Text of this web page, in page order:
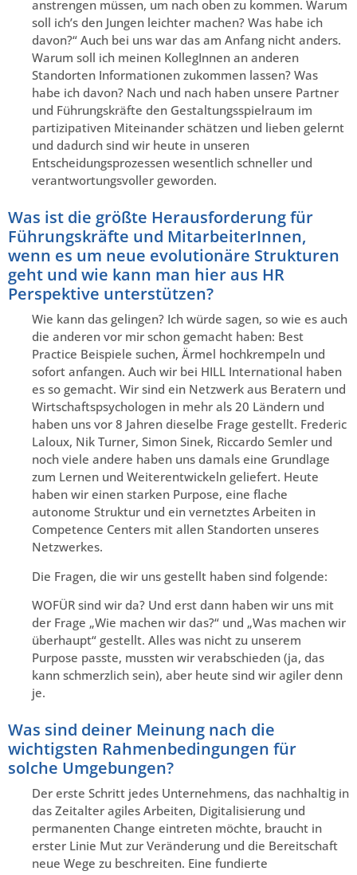
anstrengen müssen, um nach oben zu kommen. Warum
soll ich’s den Jungen leichter machen? Was habe ich
davon?“ Auch bei uns war das am Anfang nicht anders.
Warum soll ich meinen KollegInnen an anderen
Standorten Informationen zukommen lassen? Was
habe ich davon? Nach und nach haben unsere Partner
und Führungskräfte den Gestaltungsspielraum im
partizipativen Miteinander schätzen und lieben gelernt
und dadurch sind wir heute in unseren
Entscheidungsprozessen wesentlich schneller und
verantwortungsvoller geworden.
Was ist die größte Herausforderung für
Führungskräfte und MitarbeiterInnen,
wenn es um neue evolutionäre Strukturen
geht und wie kann man hier aus HR
Perspektive unterstützen?
Wie kann das gelingen? Ich würde sagen, so wie es auch
die anderen vor mir schon gemacht haben: Best
Practice Beispiele suchen, Ärmel hochkrempeln und
sofort anfangen. Auch wir bei HILL International haben
es so gemacht. Wir sind ein Netzwerk aus Beratern und
Wirtschaftspsychologen in mehr als 20 Ländern und
haben uns vor 8 Jahren dieselbe Frage gestellt. Frederic
Laloux, Nik Turner, Simon Sinek, Riccardo Semler und
noch viele andere haben uns damals eine Grundlage
zum Lernen und Weiterentwickeln geliefert. Heute
haben wir einen starken Purpose, eine flache
autonome Struktur und ein vernetztes Arbeiten in
Competence Centers mit allen Standorten unseres
Netzwerkes.
Die Fragen, die wir uns gestellt haben sind folgende:
WOFÜR sind wir da? Und erst dann haben wir uns mit
der Frage „Wie machen wir das?“ und „Was machen wir
überhaupt“ gestellt. Alles was nicht zu unserem
Purpose passte, mussten wir verabschieden (ja, das
kann schmerzlich sein), aber heute sind wir agiler denn
je.
Was sind deiner Meinung nach die
wichtigsten Rahmenbedingungen für
solche Umgebungen?
Der erste Schritt jedes Unternehmens, das nachhaltig in
das Zeitalter agiles Arbeiten, Digitalisierung und
permanenten Change eintreten möchte, braucht in
erster Linie Mut zur Veränderung und die Bereitschaft
neue Wege zu beschreiten. Eine fundierte